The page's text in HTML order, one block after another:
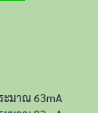
ะมาณ 63mA